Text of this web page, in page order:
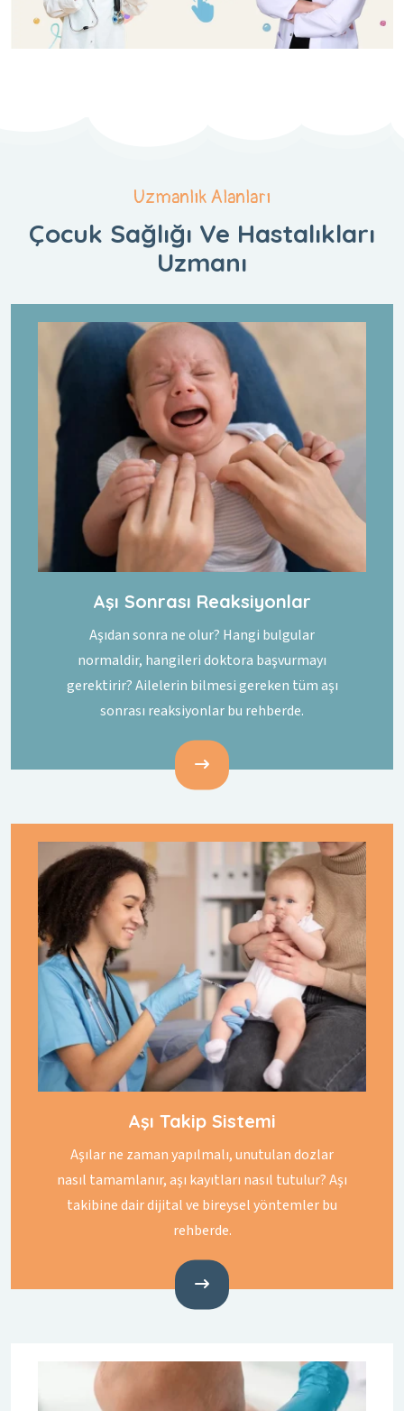
Uzmanlık Alanları
Çocuk Sağlığı Ve Hastalıkları
Uzmanı
Aşı Sonrası Reaksiyonlar
Aşıdan sonra ne olur? Hangi bulgular
normaldir, hangileri doktora başvurmayı
gerektirir? Ailelerin bilmesi gereken tüm aşı
sonrası reaksiyonlar bu rehberde.
Aşı Takip Sistemi
Aşılar ne zaman yapılmalı, unutulan dozlar
nasıl tamamlanır, aşı kayıtları nasıl tutulur? Aşı
takibine dair dijital ve bireysel yöntemler bu
rehberde.